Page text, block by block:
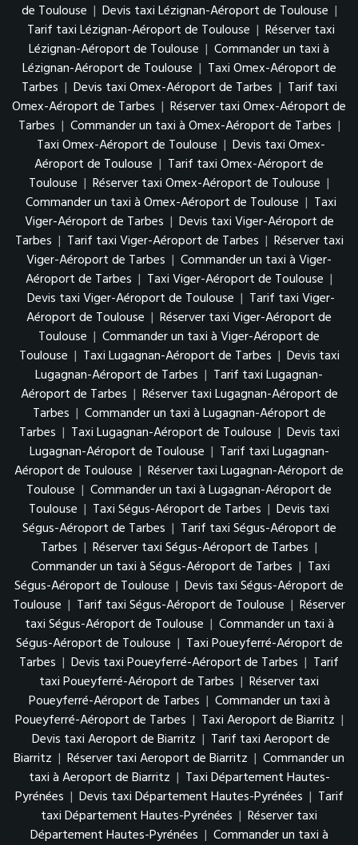
de Toulouse | Devis taxi Lézignan-Aéroport de Toulouse |
Tarif taxi Lézignan-Aéroport de Toulouse | Réserver taxi
Lézignan-Aéroport de Toulouse | Commander un taxi à
Lézignan-Aéroport de Toulouse | Taxi Omex-Aéroport de
Tarbes | Devis taxi Omex-Aéroport de Tarbes | Tarif taxi
Omex-Aéroport de Tarbes | Réserver taxi Omex-Aéroport de
Tarbes | Commander un taxi à Omex-Aéroport de Tarbes |
Taxi Omex-Aéroport de Toulouse | Devis taxi Omex-
Aéroport de Toulouse | Tarif taxi Omex-Aéroport de
Toulouse | Réserver taxi Omex-Aéroport de Toulouse |
Commander un taxi à Omex-Aéroport de Toulouse | Taxi
Viger-Aéroport de Tarbes | Devis taxi Viger-Aéroport de
Tarbes | Tarif taxi Viger-Aéroport de Tarbes | Réserver taxi
Viger-Aéroport de Tarbes | Commander un taxi à Viger-
Aéroport de Tarbes | Taxi Viger-Aéroport de Toulouse |
Devis taxi Viger-Aéroport de Toulouse | Tarif taxi Viger-
Aéroport de Toulouse | Réserver taxi Viger-Aéroport de
Toulouse | Commander un taxi à Viger-Aéroport de
Toulouse | Taxi Lugagnan-Aéroport de Tarbes | Devis taxi
Lugagnan-Aéroport de Tarbes | Tarif taxi Lugagnan-
Aéroport de Tarbes | Réserver taxi Lugagnan-Aéroport de
Tarbes | Commander un taxi à Lugagnan-Aéroport de
Tarbes | Taxi Lugagnan-Aéroport de Toulouse | Devis taxi
Lugagnan-Aéroport de Toulouse | Tarif taxi Lugagnan-
Aéroport de Toulouse | Réserver taxi Lugagnan-Aéroport de
Toulouse | Commander un taxi à Lugagnan-Aéroport de
Toulouse | Taxi Ségus-Aéroport de Tarbes | Devis taxi
Ségus-Aéroport de Tarbes | Tarif taxi Ségus-Aéroport de
Tarbes | Réserver taxi Ségus-Aéroport de Tarbes |
Commander un taxi à Ségus-Aéroport de Tarbes | Taxi
Ségus-Aéroport de Toulouse | Devis taxi Ségus-Aéroport de
Toulouse | Tarif taxi Ségus-Aéroport de Toulouse | Réserver
taxi Ségus-Aéroport de Toulouse | Commander un taxi à
Ségus-Aéroport de Toulouse | Taxi Poueyferré-Aéroport de
Tarbes | Devis taxi Poueyferré-Aéroport de Tarbes | Tarif
taxi Poueyferré-Aéroport de Tarbes | Réserver taxi
Poueyferré-Aéroport de Tarbes | Commander un taxi à
Poueyferré-Aéroport de Tarbes | Taxi Aeroport de Biarritz |
Devis taxi Aeroport de Biarritz | Tarif taxi Aeroport de
Biarritz | Réserver taxi Aeroport de Biarritz | Commander un
taxi à Aeroport de Biarritz | Taxi Département Hautes-
Pyrénées | Devis taxi Département Hautes-Pyrénées | Tarif
taxi Département Hautes-Pyrénées | Réserver taxi
Département Hautes-Pyrénées | Commander un taxi à